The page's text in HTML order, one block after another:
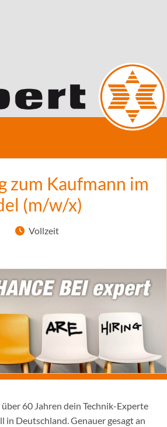
zum Kaufmann im
(m/w/x)
Vollzeit
60 Jahren dein Technik-Experte
in Deutschland. Genauer gesagt an